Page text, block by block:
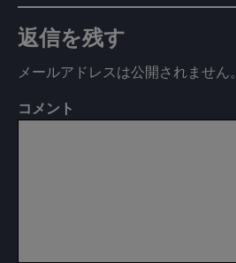
返信を残す
メールアドレスは公開されません。
コメント